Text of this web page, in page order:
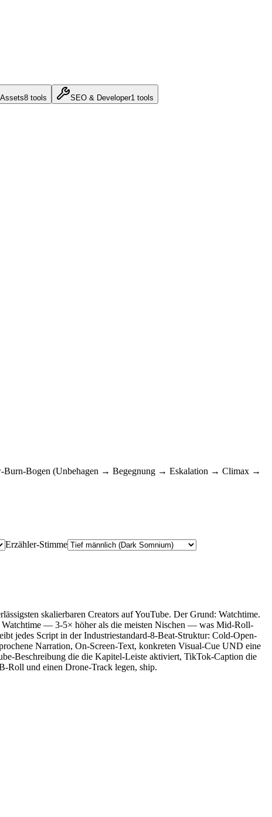
8 tools SEO & Developer1 tools
Burn-Bogen (Unbehagen → Begegnung → Eskalation → Climax →
Erzähler-Stimme
skalierbaren Creators auf YouTube. Der Grund: Watchtime.
— 3-5× höher als die meisten Nischen — was Mid-Roll-
jedes Script in der Industriestandard-8-Beat-Struktur: Cold-Open-
Narration, On-Screen-Text, konkreten Visual-Cue UND eine
Beschreibung die die Kapitel-Leiste aktiviert, TikTok-Caption die
Roll und einen Drone-Track legen, ship.